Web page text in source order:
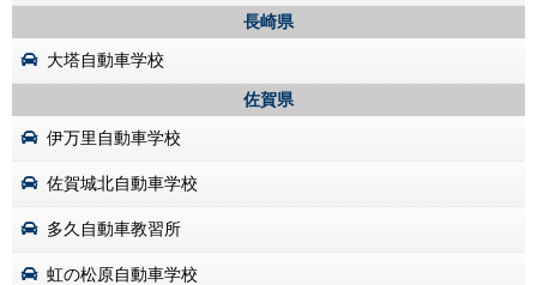
長崎県
大塔自動車学校
佐賀県
伊万里自動車学校
佐賀城北自動車学校
多久自動車教習所
虹の松原自動車学校